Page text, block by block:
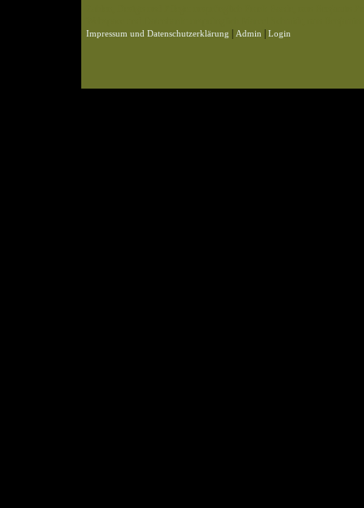
Impressum und Datenschutzerklärung Admin Login